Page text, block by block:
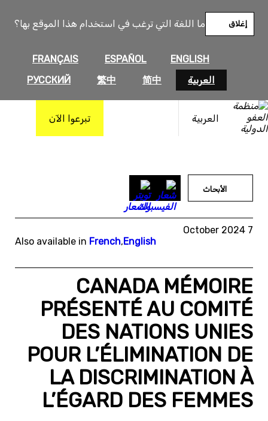
ما اللغة التي ترغب في استخدام هذا الموقع بها؟
ENGLISH
ESPAÑOL
FRANÇAIS
العربية
简中
繁中
РУССКИЙ
إغلاق
العربية تبرعوا الآن
المحتوى
الأبحاث
7 October 2024
Also available in French,English
CANADA MÉMOIRE
PRÉSENTÉ AU COMITÉ
DES NATIONS UNIES
POUR L’ÉLIMINATION DE
LA DISCRIMINATION À
L’ÉGARD DES FEMMES